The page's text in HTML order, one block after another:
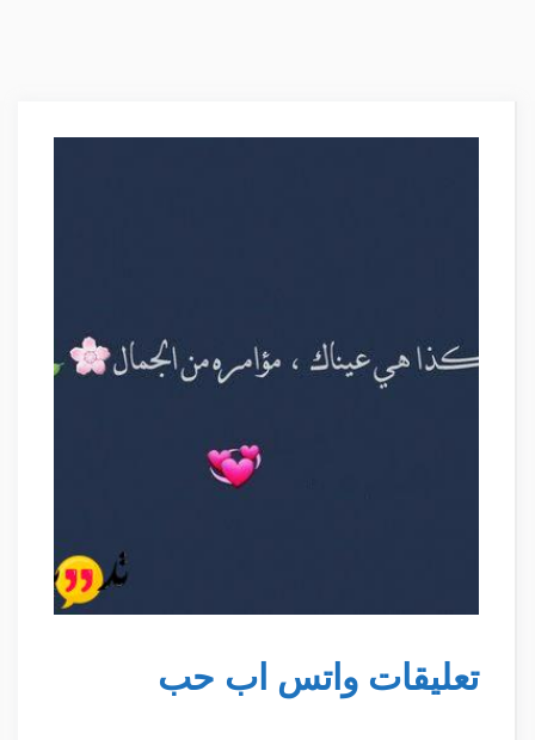
تعليقات واتس اب حب